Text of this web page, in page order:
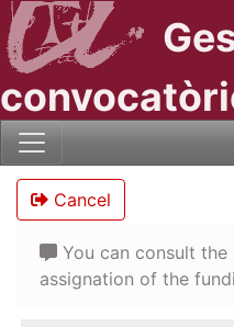
Cancel
You can consult
assignation of the